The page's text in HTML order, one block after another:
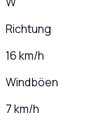
Richtung
16 km/h
Windböen
7 km/h